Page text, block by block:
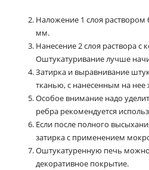
Наложение 1 слоя раствором
мм.
Нанесение 2 слоя раствора с
Оштукатуривание лучше
Затирка и выравнивание
тканью, с нанесенным на
Особое внимание надо
ребра рекомендуется
Если после полного
затирка с применением
Оштукатуренную печь можно
декоративное покрытие.